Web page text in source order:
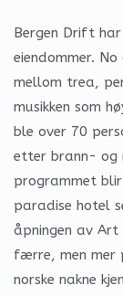
Bergen Drift
eiendommer.
mellom trea,
musikken som
ble over 70
etter brann- og
programmet
paradise hotel
åpningen av Art
færre, men mer
norske nakne